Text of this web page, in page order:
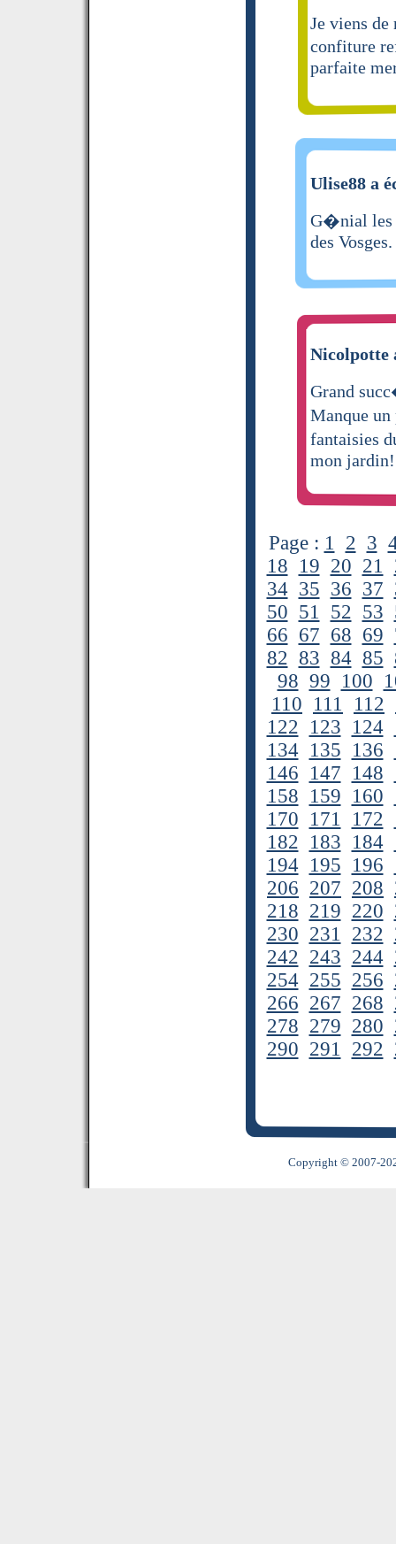
Je viens de
confiture
parfaite
Ulise88 a
G�nial les
des Vosges.
Nicolpotte
Grand
Manque
fantaisies
mon
Page : 1 2 3
18 19 20 21
34 35 36 37
50 51 52 53
66 67 68 69
82 83 84 85
98 99 100
110 111 112
122 123 124
134 135 136
146 147 148
158 159 160
170 171 172
182 183 184
194 195 196
206 207 208
218 219 220
230 231 232
242 243 244
254 255 256
266 267 268
278 279 280
290 291 292
Copyright © 2007-